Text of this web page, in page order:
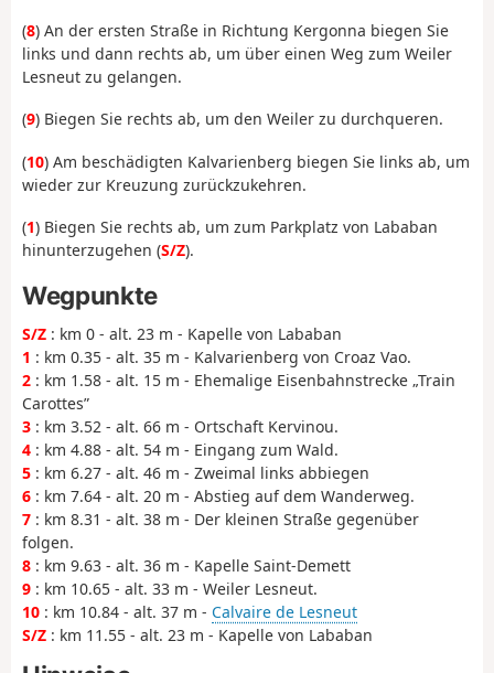
(8) An der ersten Straße in Richtung Kergonna biegen Sie
links und dann rechts ab, um über einen Weg zum Weiler
Lesneut zu gelangen.
(9) Biegen Sie rechts ab, um den Weiler zu durchqueren.
(10) Am beschädigten Kalvarienberg biegen Sie links ab, um
wieder zur Kreuzung zurückzukehren.
(1) Biegen Sie rechts ab, um zum Parkplatz von Lababan
hinunterzugehen (S/Z).
Wegpunkte
S/Z : km 0 - alt. 23 m - Kapelle von Lababan
1 : km 0.35 - alt. 35 m - Kalvarienberg von Croaz Vao.
2 : km 1.58 - alt. 15 m - Ehemalige Eisenbahnstrecke „Train
Carottes”
3 : km 3.52 - alt. 66 m - Ortschaft Kervinou.
4 : km 4.88 - alt. 54 m - Eingang zum Wald.
5 : km 6.27 - alt. 46 m - Zweimal links abbiegen
6 : km 7.64 - alt. 20 m - Abstieg auf dem Wanderweg.
7 : km 8.31 - alt. 38 m - Der kleinen Straße gegenüber
folgen.
8 : km 9.63 - alt. 36 m - Kapelle Saint-Demett
9 : km 10.65 - alt. 33 m - Weiler Lesneut.
10 : km 10.84 - alt. 37 m - Calvaire de Lesneut
S/Z : km 11.55 - alt. 23 m - Kapelle von Lababan